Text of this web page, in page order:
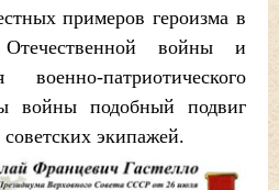
примеров героизма в
войны и
патриотического
войны подобный подвиг
экипажей.